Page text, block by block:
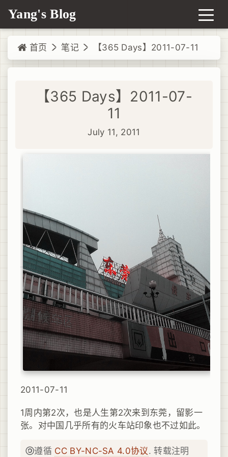
Yang's Blog
首页 笔记 【365 Days】2011-07-11
【365 Days】2011-07-
11
July 11, 2011
2011-07-11
1周内第2次，也是人生第2次来到东莞，留影一
张。对中国几乎所有的火车站印象也不过如此。
遵循 CC BY-NC-SA 4.0协议. 转载注明